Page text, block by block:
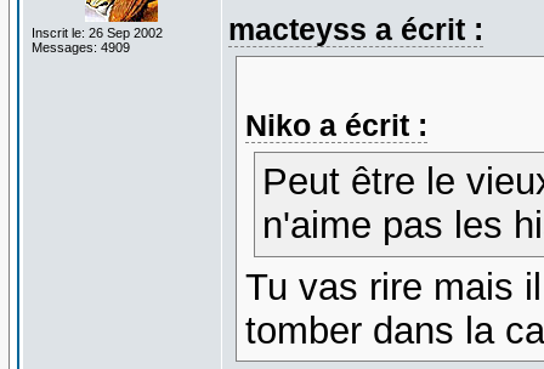
Inscrit le: 26 Sep 2002
Messages: 4909
macteyss a écrit :
Niko a écrit :
Peut être le
n'aime pas les
Tu vas rire mais
tomber dans la